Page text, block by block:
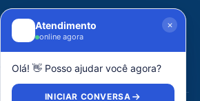
Atendimento
online agora
Olá! 👋 Posso ajudar você agora?
INICIAR CONVERSA